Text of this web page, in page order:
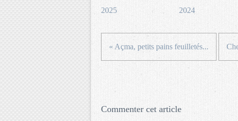
2025
2024
« Açma, petits pains feuilletés...
Commenter cet article